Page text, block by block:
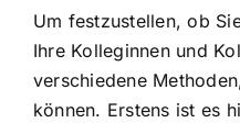
Um festzustellen, ob
Ihre Kolleginnen und
verschiedene
können. Erstens ist es